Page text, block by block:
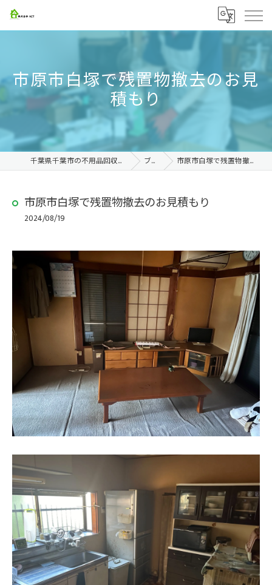
市原市白塚で残置物撤去のお見
積もり
千葉県千葉市の不用品回収なら株式会社ACT ブログ 市原市白塚で残置物撤去のお見積もり
市原市白塚で残置物撤去のお見積もり
2024/08/19